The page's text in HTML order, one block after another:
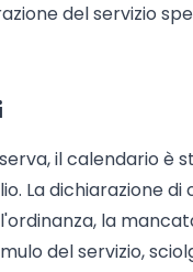
del servizio
il calendario è
La dichiarazione
la
del servizio,